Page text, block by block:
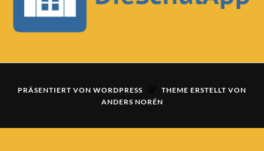
PRÄSENTIERT VON WORDPRESS
THEME ERSTELLT VON
ANDERS NORÉN